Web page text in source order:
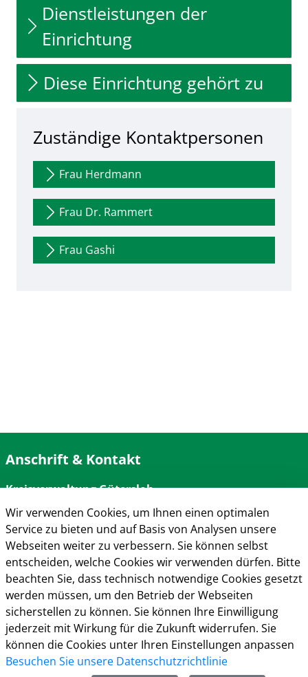
Dienstleistungen der
Einrichtung
Diese Einrichtung gehört zu
Zuständige Kontaktpersonen
Frau Herdmann
Frau Dr. Rammert
Frau Gashi
Anschrift & Kontakt
Kreisverwaltung Gütersloh
Herzebrocker Str. 140
33334 Gütersloh
Tel.: 05241 85-0
Mail:
kreisverwaltung@kreis-guetersloh.de
Web: www.kreis-guetersloh.de
Impressum
Datenschutz
Kontakt
Cookie-Richtlinie
Wir verwenden Cookies, um Ihnen einen optimalen
Service zu bieten und auf Basis von Analysen unsere
Webseiten weiter zu verbessern. Sie können selbst
entscheiden, welche Cookies wir verwenden dürfen. Bitte
beachten Sie, dass technisch notwendige Cookies gesetzt
werden müssen, um den Betrieb der Webseiten
sicherstellen zu können. Sie können Ihre Einwilligung
jederzeit mit Wirkung für die Zukunft widerrufen. Sie
können die Cookies unter Ihren Einstellungen anpassen
Besuchen Sie unsere Datenschutzrichtlinie